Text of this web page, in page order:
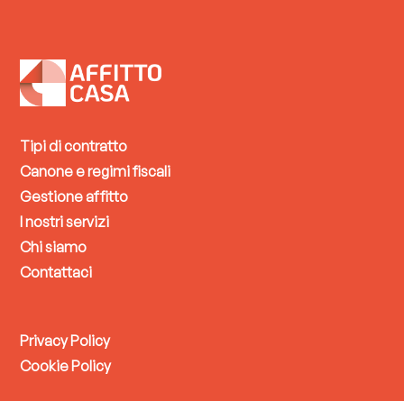
Tipi di contratto
Canone e regimi fiscali
Gestione affitto
I nostri servizi
Chi siamo
Contattaci
Privacy Policy
Cookie Policy